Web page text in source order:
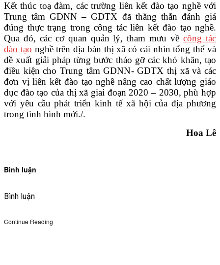
Kết thúc toạ đàm, các trường liên kết đào tạo nghề với
Trung tâm GDNN – GDTX đã thẳng thắn đánh giá
đúng thực trạng trong công tác liên kết đào tạo nghề.
Qua đó, các cơ quan quản lý, tham mưu vềcông tác
đào tạo nghề trên địa bàn thị xã có cái nhìn tổng thể và
đề xuất giải pháp từng bước tháo gỡ các khó khăn, tạo
điều kiện cho Trung tâm GDNN- GDTX thị xã và các
đơn vị liên kết đào tạo nghề nâng cao chất lượng giáo
dục đào tạo của thị xã giai đoạn 2020 – 2030, phù hợp
với yêu cầu phát triển kinh tế xã hội của địa phương
trong tình hình mới./.
Hoa Lê
Bình luận
Bình luận
Continue Reading